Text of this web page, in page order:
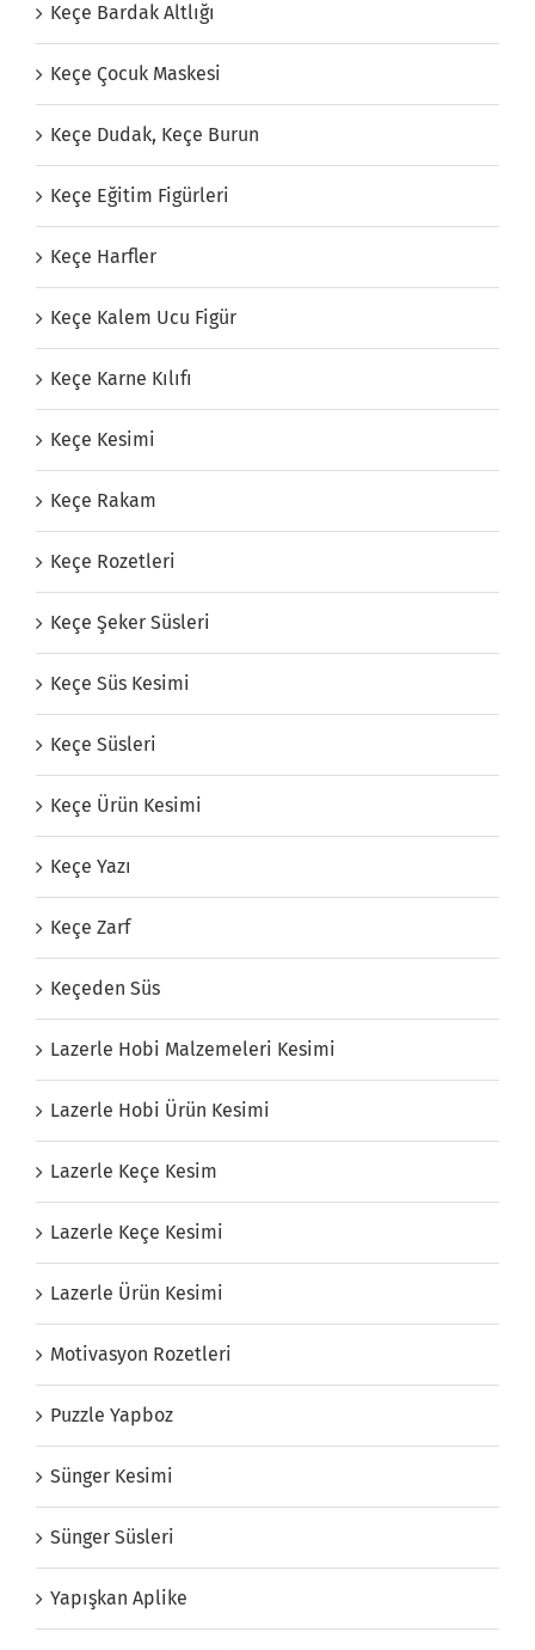
Keçe Bardak Altlığı
Keçe Çocuk Maskesi
Keçe Dudak, Keçe Burun
Keçe Eğitim Figürleri
Keçe Harfler
Keçe Kalem Ucu Figür
Keçe Karne Kılıfı
Keçe Kesimi
Keçe Rakam
Keçe Rozetleri
Keçe Şeker Süsleri
Keçe Süs Kesimi
Keçe Süsleri
Keçe Ürün Kesimi
Keçe Yazı
Keçe Zarf
Keçeden Süs
Lazerle Hobi Malzemeleri Kesimi
Lazerle Hobi Ürün Kesimi
Lazerle Keçe Kesim
Lazerle Keçe Kesimi
Lazerle Ürün Kesimi
Motivasyon Rozetleri
Puzzle Yapboz
Sünger Kesimi
Sünger Süsleri
Yapışkan Aplike